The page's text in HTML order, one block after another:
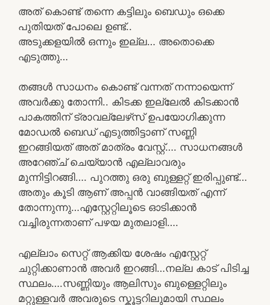
അത് കൊണ്ട് തന്നെ കട്ടിലും ബെഡും ഒക്കെ
പുതിയത് പോലെ ഉണ്ട്..
അടുക്കളയിൽ ഒന്നും ഇല്ല… അതൊക്കെ
എടുത്തു…
തങ്ങൾ സാധനം കൊണ്ട് വന്നത് നന്നായെന്ന്
അവർക്കു തോന്നി.. കിടക്ക ഇല്ലേൽ കിടക്കാൻ
പാകത്തിന് ട്രാവല്ലേഴ്‌സ് ഉപയോഗിക്കുന്ന
മോഡൽ ബെഡ് എടുത്തിട്ടാണ് സണ്ണി
ഇറങ്ങിയത് അത് മാത്രം വേസ്റ്റ്…. സാധനങ്ങൾ
അറേഞ്ച് ചെയ്യാൻ എല്ലാവരും
മുന്നിട്ടിറങ്ങി…. പുറത്തു ഒരു ബുള്ളറ്റ് ഇരിപ്പുണ്ട്…
അതും കൂടി ആണ് അപ്പൻ വാങ്ങിയത് എന്ന്
തോന്നുന്നു…എസ്റ്റേറ്റിലൂടെ ഓടിക്കാൻ
വച്ചിരുന്നതാണ് പഴയ മുതലാളി….
എല്ലാം സെറ്റ് ആക്കിയ ശേഷം എസ്റ്റേറ്റ്
ചുറ്റിക്കാണാൻ അവർ ഇറങ്ങി…നല്ല കാട് പിടിച്ച
സ്ഥലം….സണ്ണിയും ആലിസും ബുള്ളെറ്റിലും
മറ്റുള്ളവർ അവരുടെ സ്കൂട്ടറിലുമായി സ്ഥലം